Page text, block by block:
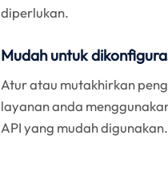
diperlukan.
Mudah untuk
Atur atau mutakhirkan
layanan anda
API yang mudah digunakan.